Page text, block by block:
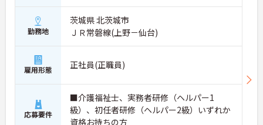
勤務地
茨城県 北茨城市
ＪＲ常磐線(上野－仙台)
雇用形態 正社員(正職員)
応募要件
■介護福祉士、実務者研修（ヘルパー1
級）、初任者研修（ヘルパー2級）いずれか
資格お持ちの方